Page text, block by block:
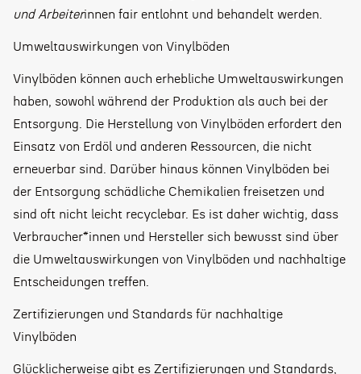
und Arbeiterinnen fair entlohnt und behandelt werden.
Umweltauswirkungen von Vinylböden
Vinylböden können auch erhebliche Umweltauswirkungen
haben, sowohl während der Produktion als auch bei der
Entsorgung. Die Herstellung von Vinylböden erfordert den
Einsatz von Erdöl und anderen Ressourcen, die nicht
erneuerbar sind. Darüber hinaus können Vinylböden bei
der Entsorgung schädliche Chemikalien freisetzen und
sind oft nicht leicht recyclebar. Es ist daher wichtig, dass
Verbraucher*innen und Hersteller sich bewusst sind über
die Umweltauswirkungen von Vinylböden und nachhaltige
Entscheidungen treffen.
Zertifizierungen und Standards für nachhaltige
Vinylböden
Glücklicherweise gibt es Zertifizierungen und Standards,